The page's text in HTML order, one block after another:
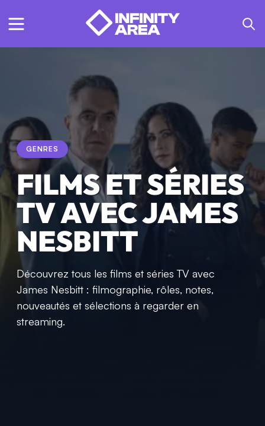
GENRES
FILMS ET SÉRIES
TV AVEC JAMES
NESBITT
Découvrez tous les films et séries TV avec
James Nesbitt : filmographie, rôles, notes,
nouveautés et sélections à regarder en
streaming.